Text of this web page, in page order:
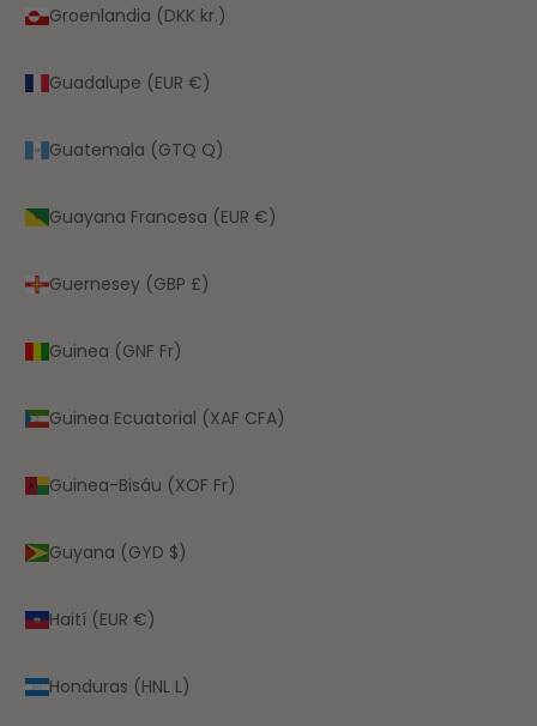
Groenlandia (DKK kr.)
Guadalupe (EUR €)
Guatemala (GTQ Q)
Guayana Francesa (EUR €)
Guernesey (GBP £)
Guinea (GNF Fr)
Guinea Ecuatorial (XAF CFA)
Guinea-Bisáu (XOF Fr)
Guyana (GYD $)
Haití (EUR €)
Honduras (HNL L)